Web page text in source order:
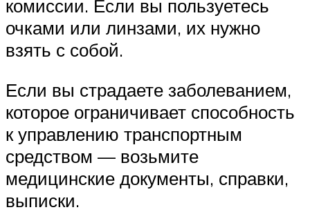
комиссии. Если вы пользуетесь
очками или линзами, их нужно
взять с собой.
Если вы страдаете заболеванием,
которое ограничивает способность
к управлению транспортным
средством — возьмите
медицинские документы, справки,
выписки.